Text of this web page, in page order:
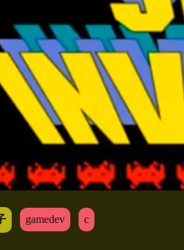
gamedev c